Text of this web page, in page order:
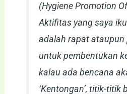
(Hygiene Promotion
Aktifitas yang saya
adalah rapat ataupun
untuk pembentukan
kalau ada bencana
‘Kentongan’, titik-titik